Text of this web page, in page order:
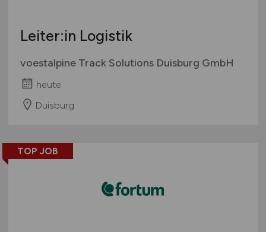
Leiter:in Logistik
voestalpine Track Solutions Duisburg GmbH
heute
Duisburg
TOP JOB